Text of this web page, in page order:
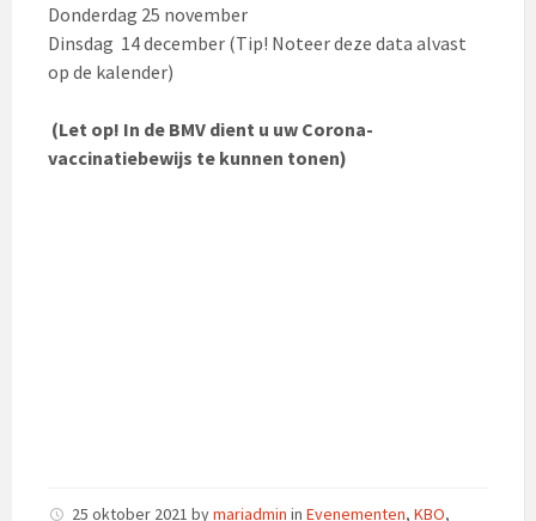
Donderdag 25 november
Dinsdag 14 december (Tip! Noteer deze data alvast
op de kalender)
(Let op! In de BMV dient u uw Corona-
vaccinatiebewijs te kunnen tonen)
25 oktober 2021 bymariadmin in Evenementen, KBO,